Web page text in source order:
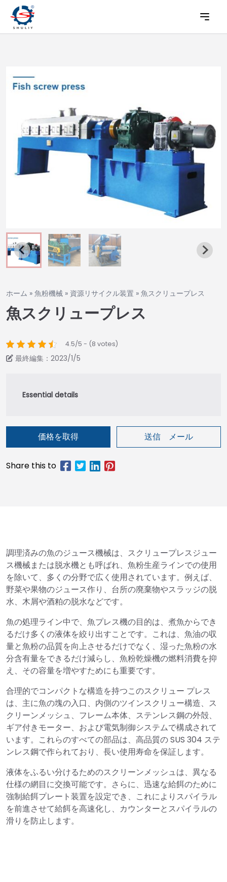
ホーム » 魚粉機械 » 資源リサイクル装置 » 魚スクリュープレス
魚スクリュープレス
4.5/5 - (8 votes)
最終編集：2023/1/5
価格を取得 送信 メール
調理済みの魚のジュース機械は、スクリュープレスジュー
ス機械または脱水機とも呼ばれ、魚粉生産ラインでの使用
を除いて、多くの分野で広く使用されています。例えば、
野菜や果物のジュース作り、台所の廃棄物やスラッジの脱
水、木屑や酒粕の脱水などです。
魚の処理ライン中で、魚プレス機の目的は、煮魚からでき
るだけ多くの液体を絞り出すことです。これは、魚油の収
量と魚粉の品質を向上させるだけでなく、湿った魚粉の水
分含有量をできるだけ減らし、魚粉乾燥機の燃料消費を抑
え、その容量を増やすためにも重要です。
合理的でコンパクトな構造を持つこのスクリュー プレス
は、主に魚の塊の入口、内側のツインスクリュー構造、ス
クリーンメッシュ、フレーム本体、ステンレス鋼の外殻、
ギア付きモーター、および電気制御システムで構成されて
います。これらのすべての部品は、高品質の SUS 304 ステ
ンレス鋼で作られており、長い使用寿命を保証します。
液体をふるい分けるためのスクリーンメッシュは、異なる
仕様の網目に交換可能です。さらに、迅速な給餌のために
強制給餌プレート装置を設定でき、これによりスパイラル
を前進させて給餌を高速化し、カウンターとスパイラルの
滑りを防止します。